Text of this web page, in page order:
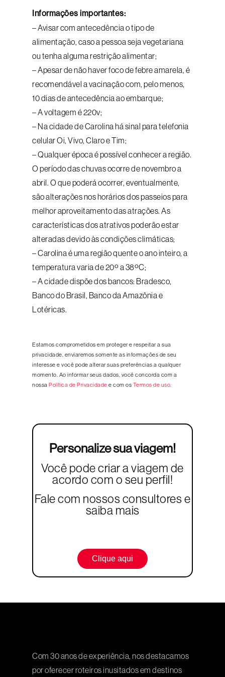
Informações importantes:
– Avisar com antecedência o tipo de
alimentação, caso a pessoa seja vegetariana
ou tenha alguma restrição alimentar;
– Apesar de não haver foco de febre amarela, é
recomendável a vacinação com, pelo menos,
10 dias de antecedência ao embarque;
– A voltagem é 220v;
– Na cidade de Carolina há sinal para telefonia
celular Oi, Vivo, Claro e Tim;
– Qualquer época é possível conhecer a região.
O período das chuvas ocorre de novembro a
abril. O que poderá ocorrer, eventualmente,
são alterações nos horários dos passeios para
melhor aproveitamento das atrações. As
características dos atrativos poderão estar
alteradas devido às condições climáticas;
– Carolina é uma região quente o ano inteiro, a
temperatura varia de 20º a 38ºC;
– A cidade dispõe dos bancos: Bradesco,
Banco do Brasil, Banco da Amazônia e
Lotéricas.
Estamos comprometidos em proteger e respeitar a sua
privacidade, enviaremos somente as informações de seu
interesse e você pode alterar suas preferências a qualquer
momento. Ao informar seus dados, você concorda com a
nossa Política de Privacidade e com os Termos de uso
Personalize sua viagem!
Você pode criar a viagem de
acordo com o seu perfil!
Fale com nossos consultores e
saiba mais
Clique aqui
Com 30 anos de experiência, nos destacamos
por oferecer roteiros inusitados em destinos